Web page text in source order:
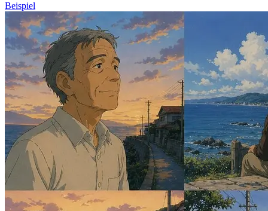
Beispiel